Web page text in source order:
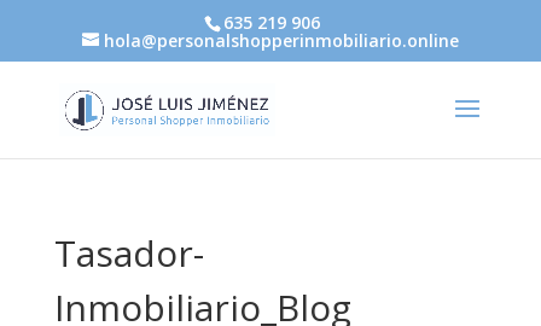
635 219 906
hola@personalshopperinmobiliario.online
Tasador-
Inmobiliario_Blog